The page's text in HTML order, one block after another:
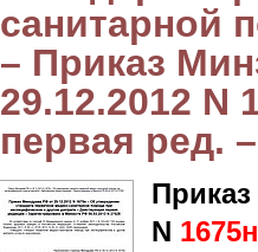
санитарной
– Приказ
29.12.2012 N
первая ред.
N 1675н